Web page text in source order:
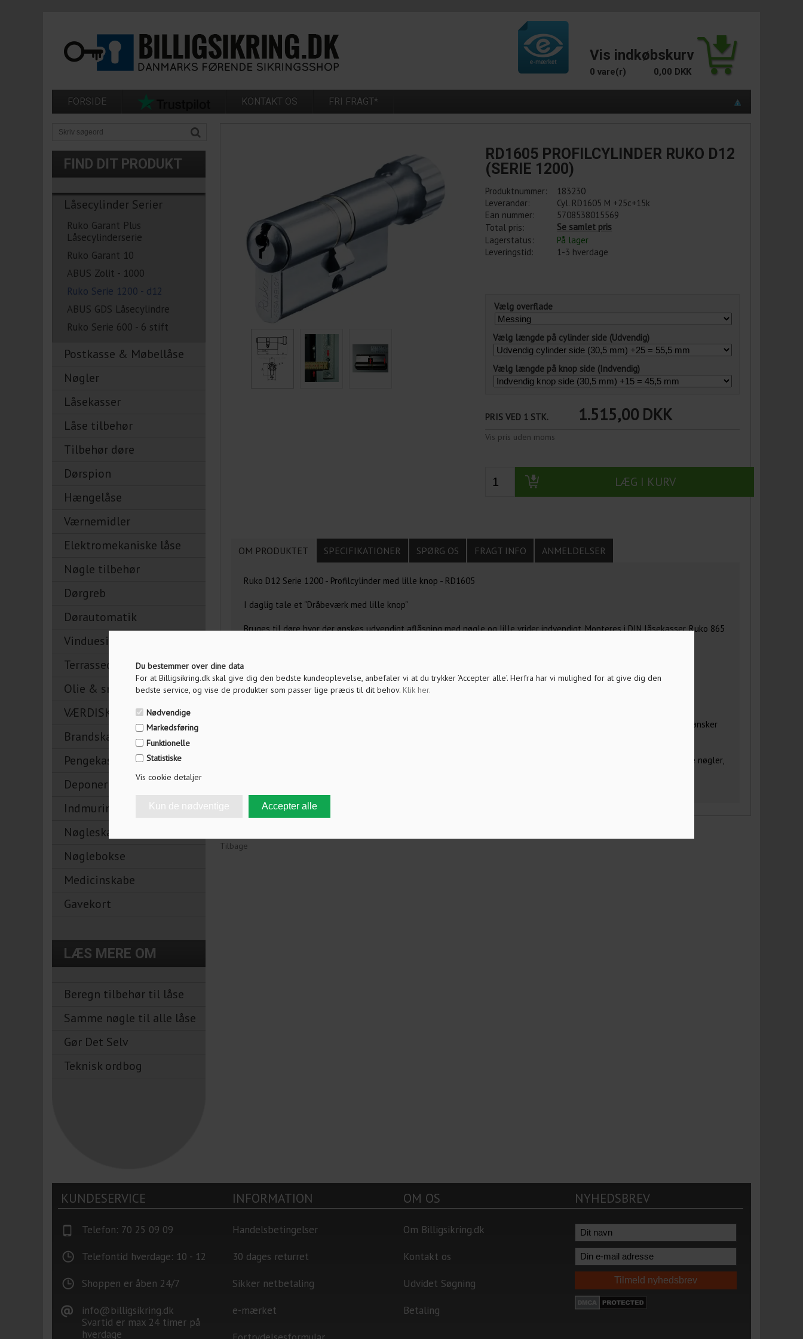
Du bestemmer over dine data
For at Billigsikring.dk skal give dig den bedste kundeoplevelse, anbefaler vi at du trykker ’Accepter alle’. Herfra har vi mulighed for at give dig den
bedste service, og vise de produkter som passer lige præcis til dit behov. Klik her.
Nødvendige
Markedsføring
Funktionelle
Statistiske
Vis cookie detaljer
Vis indkøbskurv
0 vare(r) 0,00 DKK
FORSIDE KONTAKT OS FRI FRAGT*
FIND DIT PRODUKT
Låsecylinder Serier
Ruko Garant Plus
Låsecylinderserie
Ruko Garant 10
ABUS Zolit - 1000
Ruko Serie 1200 - d12
ABUS GDS Låsecylindre
Ruko Serie 600 - 6 stift
Postkasse & Møbellåse
Nøgler
Låsekasser
Låse tilbehør
Tilbehør døre
Dørspion
Hængelåse
Værnemidler
Elektromekaniske låse
Nøgle tilbehør
Dørgreb
Dørautomatik
Vinduesikring
Terrassedørslåse
Olie & smøremidler
VÆRDISKABE
Brandskabe
Pengekasser
Deponeringsskabe
Indmuringsbokse
Nøgleskabe
Nøglebokse
Medicinskabe
Gavekort
LÆS MERE OM
Beregn tilbehør til låse
Samme nøgle til alle låse
Gør Det Selv
Teknisk ordbog
RD1605 PROFILCYLINDER RUKO D12
(SERIE 1200)
Produktnummer:
183230
Leverandør:
Cyl. RD1605 M +25c+15k
Ean nummer:
5708538015569
Total pris:
Se samlet pris
Lagerstatus:
På lager
Leveringstid:
1-3 hverdage
Vælg overflade
Vælg længde på cylinder side (Udvendig)
Vælg længde på knop side (Indvendig)
PRIS VED 1 STK. 1.515,00 DKK
Vis pris uden moms
LÆG I KURV
OM PRODUKTET SPECIFIKATIONER SPØRG OS FRAGT INFO ANMELDELSER
Ruko D12 Serie 1200 - Profilcylinder med lille knop - RD1605
I daglig tale et "Dråbeværk med lille knop"
Bruges til døre hvor der ønskes udvendigt aflåsning med nøgle og lille vrider indvendigt. Monteres i DIN låsekasser, Ruko 865
Profilcylinderen fastgøres med 1 skrue, som følger med ved køb.
Find øvrigt tilbehør til profilcylinderen i menu punktet "Låse tilbehør"
spørgsmål i produkt konfiguratoren som du finder i produktoversigten med rød skrift. På den måde ved vi hvordan du ønsker
OBS - Vælges kodning efter din nuværende nøgle "Supplering", følger der IKKE nøgler med til cylinderen. Ønskes flere nøgler,
Tilbage
KUNDESERVICE
Telefon: 70 25 09 09
Telefontid hverdage: 10 - 12
Shoppen er åben 24/7
info@billigsikring.dk
Svartid er max 24 timer på
hverdage
INFORMATION
Handelsbetingelser
30 dages returret
Sikker netbetaling
e-mærket
OM OS
Om Billigsikring.dk
Kontakt os
Udvidet Søgning
Betaling
NYHEDSBREV